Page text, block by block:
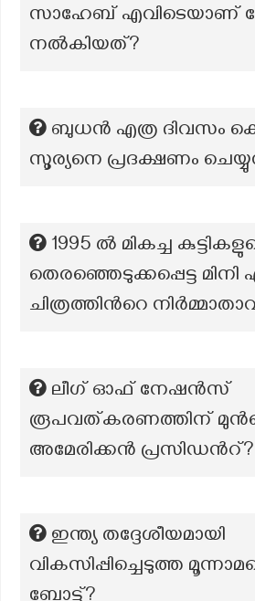
സാഹേബ് എവിടെയാണ്
നൽകിയത്?
ബുധൻ എത്ര ദിവസം
സൂര്യനെ പ്രദക്ഷണം
1995 ല്‍ മികച്ച
തെരഞ്ഞെടുക്കപ്പെട്ട മിനി
ചിത്രത്തിന്‍റെ
ലീഗ് ഓഫ് നേഷൻസ്
രൂപവത്കരണത്തിന്
അമേരിക്കൻ പ്രസിഡൻറ്?
ഇന്ത്യ തദ്ദേശീയമായി
വികസിപ്പിച്ചെടുത്ത